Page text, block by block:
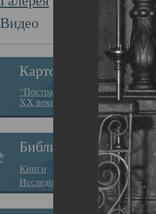
Видео
Картотека
“Пострадавшие за веру в
XX веке на Севере”
Библиотека
Книги
Исследования